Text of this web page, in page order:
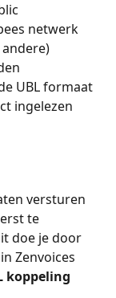
netwerk
UBL formaat
ingelezen
versturen
te
doe je door
Zenvoices
koppeling